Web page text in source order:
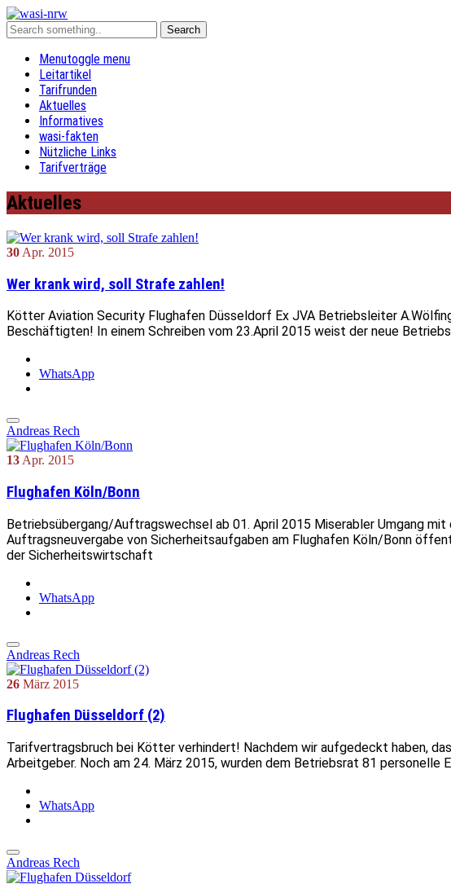
Menutoggle menu
Leitartikel
Tarifrunden
Aktuelles
Informatives
wasi-fakten
Nützliche Links
Tarifverträge
Aktuelles
30 Apr. 2015
Wer krank wird, soll Strafe zahlen!
Kötter Aviation Security Flughafen Düsseldorf Ex JVA Betriebsleiter
Beschäftigten! In einem Schreiben vom 23.April 2015 weist der neue
WhatsApp
Andreas Rech
13 Apr. 2015
Flughafen Köln/Bonn
Betriebsübergang/Auftragswechsel ab 01. April 2015 Miserabler Umgang
Auftragsneuvergabe von Sicherheitsaufgaben am Flughafen Köln/Bonn
der Sicherheitswirtschaft
WhatsApp
Andreas Rech
26 März 2015
Flughafen Düsseldorf (2)
Tarifvertragsbruch bei Kötter verhindert! Nachdem wir aufgedeckt haben,
Arbeitgeber. Noch am 24. März 2015, wurden dem Betriebsrat 81 personelle
WhatsApp
Andreas Rech